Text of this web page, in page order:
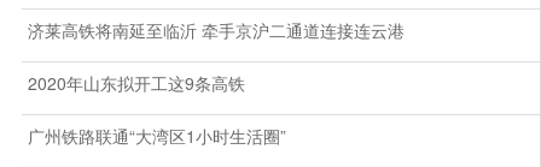
济莱高铁将南延至临沂 牵手京沪二通道连接连云港
2020年山东拟开工这9条高铁
广州铁路联通“大湾区1小时生活圈”